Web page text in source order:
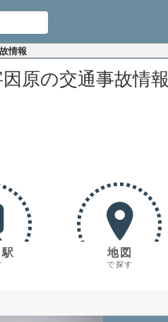
情報
原の交通事故情報
地図
で探す